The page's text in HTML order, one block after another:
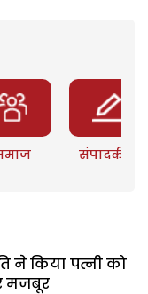
संपादकीय
ने किया पत्नी को
मजबूर